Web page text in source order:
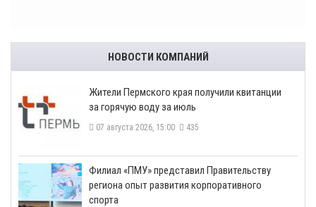
НОВОСТИ КОМПАНИЙ
​Жители Пермского края получили квитанции
за горячую воду за июль
07 августа 2026, 15:00 435
​Филиал «ПМУ» представил Правительству
региона опыт развития корпоративного
спорта